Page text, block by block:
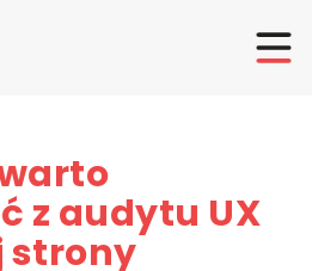
z audytu UX
strony